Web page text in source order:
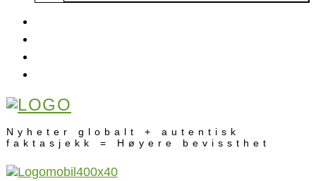
Nyheter globalt + autentisk
faktasjekk = Høyere bevissthet